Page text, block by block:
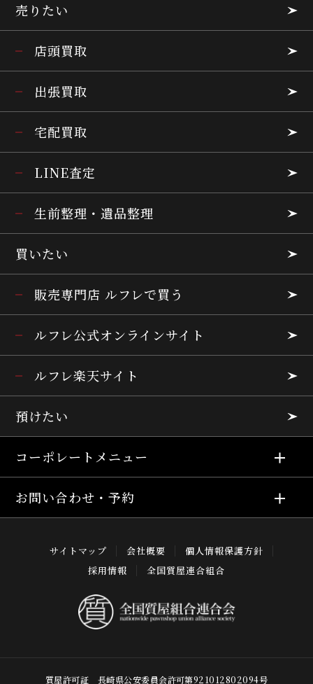
売りたい
店頭買取
出張買取
宅配買取
LINE査定
生前整理・遺品整理
買いたい
販売専門店 ルフレで買う
ルフレ公式オンラインサイト
ルフレ楽天サイト
預けたい
コーポレートメニュー
お問い合わせ・予約
サイトマップ 会社概要
個人情報保護方針
採用情報
全国質屋連合組合
質屋許可証 長崎県公安委員会許可第921012802094号